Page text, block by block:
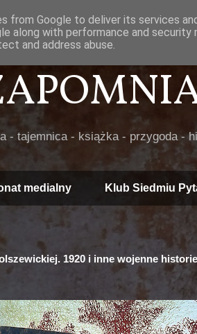
- tajemnica - książka - przygoda -
medialny Klub Siedmiu
1920 i inne wojenne
from Google to deliver its services
along with performance and
and address abuse.